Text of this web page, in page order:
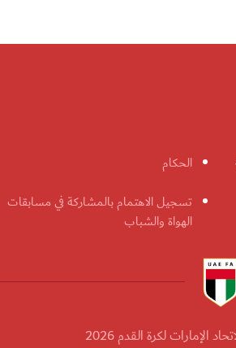
الحكام
تسجيل الاهتمام بالمشاركة في مسابقات
الهواة والشباب
لكرة القدم 2026